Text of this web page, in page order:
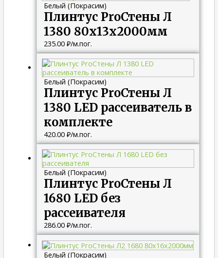
Белый (Покрасим)
Плинтус ProСтены Л
1380 80x13x2000мм
235.00 ₽/м.пог.
Белый (Покрасим)
Плинтус ProСтены Л
1380 LED рассеиватель в
комплекте
420.00 ₽/м.пог.
Белый (Покрасим)
Плинтус ProСтены Л
1680 LED без
рассеивателя
286.00 ₽/м.пог.
Белый (Покрасим)